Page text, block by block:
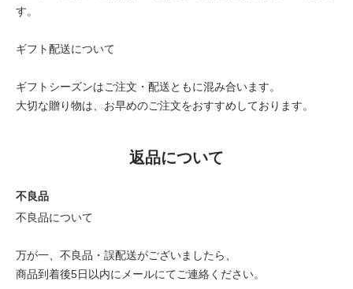
す。
ギフト配送について
ギフトシーズンはご注文・配送ともに混み合います。
大切な贈り物は、お早めのご注文をおすすめしております。
返品について
不良品
不良品について
万が一、不良品・誤配送がございましたら、
商品到着後5日以内にメールにてご連絡ください。